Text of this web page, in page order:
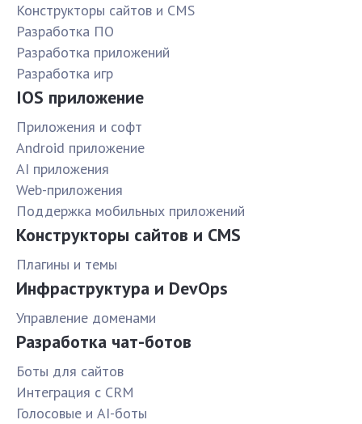
Конструкторы сайтов и CMS
Разработка ПО
Разработка приложений
Разработка игр
IOS приложение
Приложения и софт
Android приложение
AI приложения
Web-приложения
Поддержка мобильных приложений
Конструкторы сайтов и CMS
Плагины и темы
Инфраструктура и DevOps
Управление доменами
Разработка чат-ботов
Боты для сайтов
Интеграция с CRM
Голосовые и AI-боты